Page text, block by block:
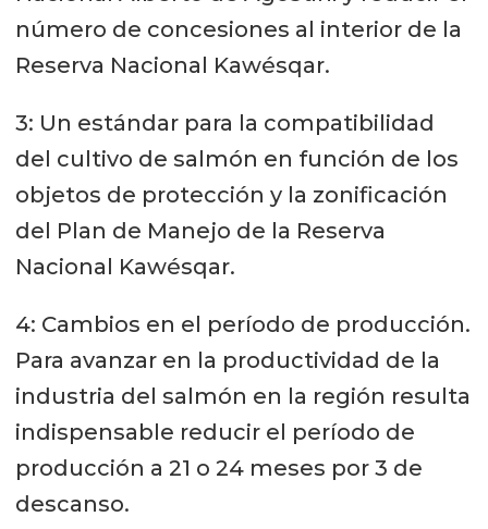
número de concesiones al interior de la
Reserva Nacional Kawésqar.
3: Un estándar para la compatibilidad
del cultivo de salmón en función de los
objetos de protección y la zonificación
del Plan de Manejo de la Reserva
Nacional Kawésqar.
4: Cambios en el período de producción.
Para avanzar en la productividad de la
industria del salmón en la región resulta
indispensable reducir el período de
producción a 21 o 24 meses por 3 de
descanso.